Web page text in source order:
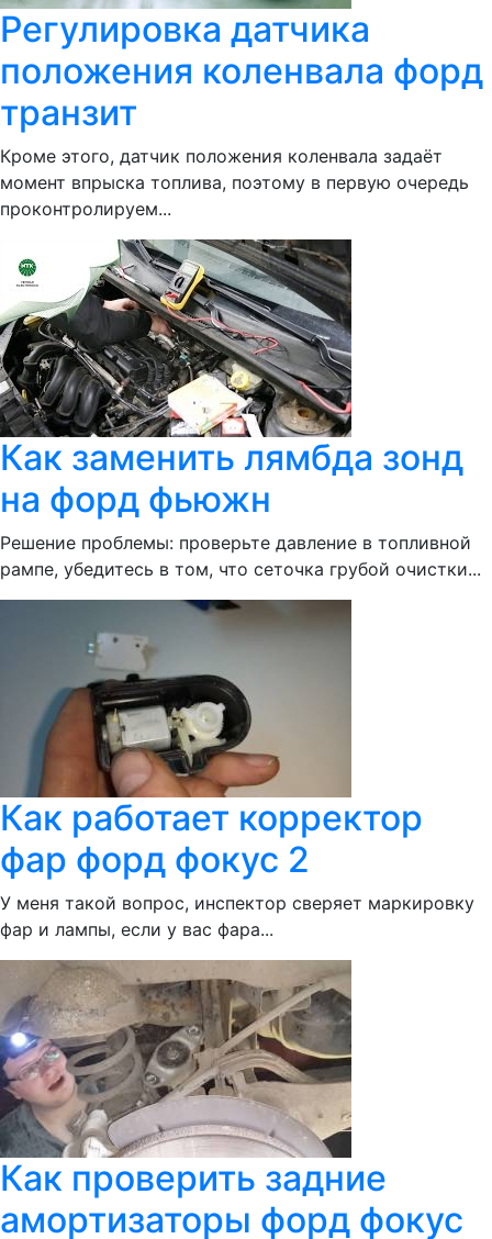
Регулировка датчика
положения коленвала форд
транзит
Кроме этого, датчик положения коленвала задаёт
момент впрыска топлива, поэтому в первую очередь
проконтролируем...
Как заменить лямбда зонд
на форд фьюжн
Решение проблемы: проверьте давление в топливной
рампе, убедитесь в том, что сеточка грубой очистки...
Как работает корректор
фар форд фокус 2
У меня такой вопрос, инспектор сверяет маркировку
фар и лампы, если у вас фара...
Как проверить задние
амортизаторы форд фокус